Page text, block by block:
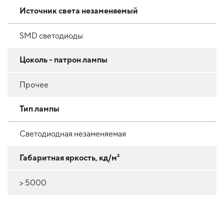
Источник света незаменяемый
SMD светодиоды
Цоколь - патрон лампы
Прочее
Тип лампы
Светодиодная незаменяемая
Габаритная яркость, кд/м²
> 5000